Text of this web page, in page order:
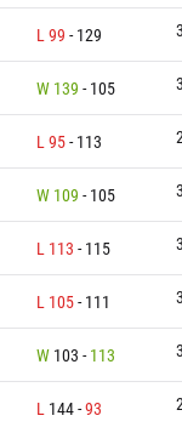
L 99 - 129
W 139 - 105
L 95- 113
W 109 - 105
L 113 - 115
L 105- 111
W 103 - 113
L 144-93